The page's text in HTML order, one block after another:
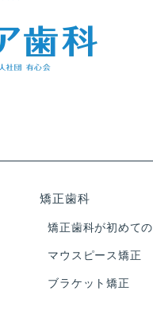
矯正歯科
矯正歯科が初めて
マウスピース矯正
ブラケット矯正